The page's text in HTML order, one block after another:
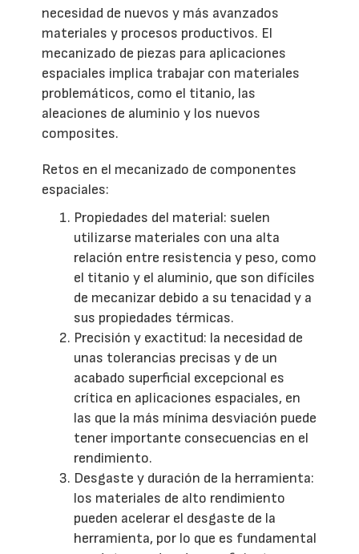
necesidad de nuevos y más avanzados
materiales y procesos productivos. El
mecanizado de piezas para aplicaciones
espaciales implica trabajar con materiales
problemáticos, como el titanio, las
aleaciones de aluminio y los nuevos
composites.
Retos en el mecanizado de componentes
espaciales:
Propiedades del material: suelen
utilizarse materiales con una alta
relación entre resistencia y peso, como
el titanio y el aluminio, que son difíciles
de mecanizar debido a su tenacidad y a
sus propiedades térmicas.
Precisión y exactitud: la necesidad de
unas tolerancias precisas y de un
acabado superficial excepcional es
crítica en aplicaciones espaciales, en
las que la más mínima desviación puede
tener importante consecuencias en el
rendimiento.
Desgaste y duración de la herramienta:
los materiales de alto rendimiento
pueden acelerar el desgaste de la
herramienta, por lo que es fundamental